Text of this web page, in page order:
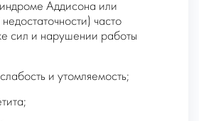
Аддисона или
часто
сил и нарушении работы
и утомляемость;